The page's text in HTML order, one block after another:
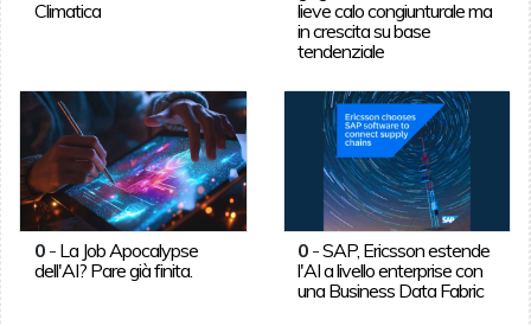
Climatica
lieve calo congiunturale ma
in crescita su base
tendenziale
0- La Job Apocalypse
dell'AI? Pare già finita.
0 -SAP, Ericsson estende
l'AI a livello enterprise con
una Business Data Fabric